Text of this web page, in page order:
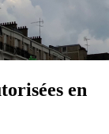
en